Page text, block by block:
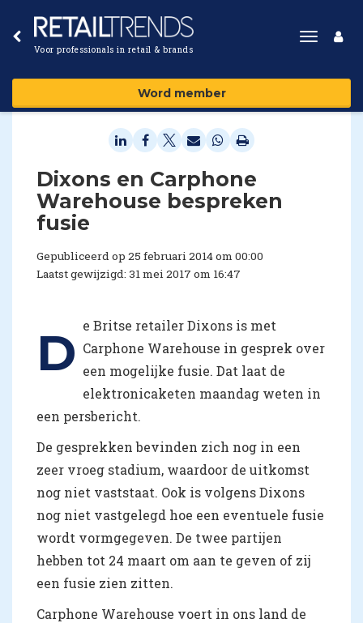
Voor professionals in retail & brands
Toggle
Word member
Dixons en Carphone
Warehouse bespreken
fusie
Gepubliceerd op 25 februari 2014 om 00:00
Laatst gewijzigd: 31 mei 2017 om 16:47
D e Britse retailer Dixons is met
Carphone Warehouse in gesprek over
een mogelijke fusie. Dat laat de
elektronicaketen maandag weten in
een persbericht.
De gesprekken bevinden zich nog in een
zeer vroeg stadium, waardoor de uitkomst
nog niet vaststaat. Ook is volgens Dixons
nog niet vastgelegd hoe een eventuele fusie
wordt vormgegeven. De twee partijen
hebben tot 24 maart om aan te geven of zij
een fusie zien zitten.
Carphone Warehouse voert in ons land de